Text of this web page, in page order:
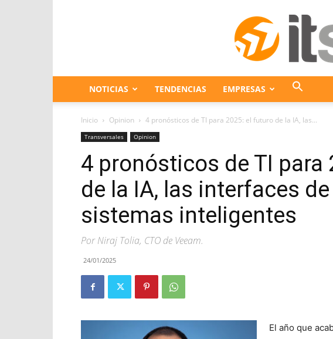
NOTICIAS TENDENCIAS EMPRESAS
Inicio Opinion 4 pronósticos de TI para 2025: el futuro de la IA, las...
Transversales Opinion
4 pronósticos de TI para
de la IA, las interfaces
sistemas inteligentes
Por Niraj Tolia, CTO de Veeam.
24/01/2025
El año que